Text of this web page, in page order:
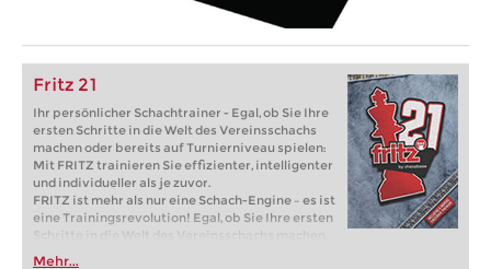
Fritz 21
Ihr persönlicher Schachtrainer - Egal, ob Sie Ihre
ersten Schritte in die Welt des Vereinsschachs
machen oder bereits auf Turnierniveau spielen:
Mit FRITZ trainieren Sie effizienter, intelligenter
und individueller als je zuvor.
FRITZ ist mehr als nur eine Schach-Engine – es ist
eine Trainingsrevolution! Egal, ob Sie Ihre ersten
Schritte in die Welt des Vereinsschachs machen
oder bereits auf Turnierniveau spielen: Mit
Mehr...